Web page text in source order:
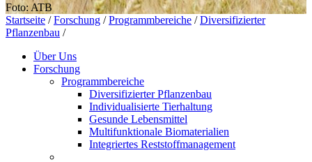
Foto: ATB
Startseite / Forschung / Programmbereiche / Diversifizierter
Pflanzenbau /
Über Uns
Forschung
Programmbereiche
Diversifizierter Pflanzenbau
Individualisierte Tierhaltung
Gesunde Lebensmittel
Multifunktionale Biomaterialien
Integriertes Reststoffmanagement